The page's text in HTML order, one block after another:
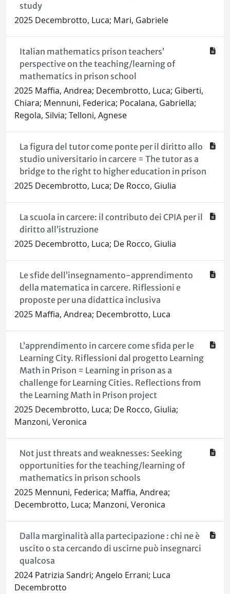
study
2025 Decembrotto, Luca; Mari, Gabriele
Italian mathematics prison teachers’
perspective on the teaching/learning of
mathematics in prison school
2025 Maffia, Andrea; Decembrotto, Luca; Giberti,
Chiara; Mennuni, Federica; Pocalana, Gabriella;
Regola, Silvia; Telloni, Agnese
La figura del tutor come ponte per il diritto allo
studio universitario in carcere = The tutor as a
bridge to the right to higher education in prison
2025 Decembrotto, Luca; De Rocco, Giulia
La scuola in carcere: il contributo dei CPIA per il
diritto all’istruzione
2025 Decembrotto, Luca; De Rocco, Giulia
Le sfide dell’insegnamento-apprendimento
della matematica in carcere. Riflessioni e
proposte per una didattica inclusiva
2025 Maffia, Andrea; Decembrotto, Luca
L’apprendimento in carcere come sfida per le
Learning City. Riflessioni dal progetto Learning
Math in Prison = Learning in prison as a
challenge for Learning Cities. Reflections from
the Learning Math in Prison project
2025 Decembrotto, Luca; De Rocco, Giulia;
Manzoni, Veronica
Not just threats and weaknesses: Seeking
opportunities for the teaching/learning of
mathematics in prison schools
2025 Mennuni, Federica; Maffia, Andrea;
Decembrotto, Luca; Manzoni, Veronica
Dalla marginalità alla partecipazione : chi ne è
uscito o sta cercando di uscirne può insegnarci
qualcosa
2024 Patrizia Sandri; Angelo Errani; Luca
Decembrotto